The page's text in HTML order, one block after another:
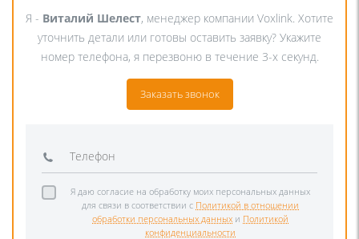
Я - Виталий Шелест, менеджер компании Voxlink. Хотите
уточнить детали или готовы оставить заявку? Укажите
номер телефона, я перезвоню в течение 3-х секунд.
Заказать звонок
Я даю согласие на обработку моих персональных данных
для связи в соответствии с Политикой в отношении
обработки персональных данных и Политикой
конфиденциальности